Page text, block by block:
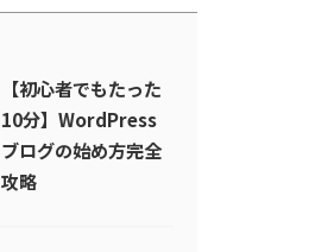
【初心者でもたった
10分】WordPress
ブログの始め方完全
攻略